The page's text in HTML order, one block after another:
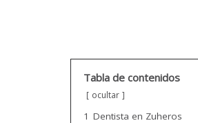
Tabla de contenidos
ocultar
1 Dentista en Zuheros